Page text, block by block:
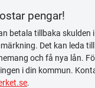
pengar!
betala tillbaka skulden
Det kan leda
och få nya lån.
i din kommun.
.